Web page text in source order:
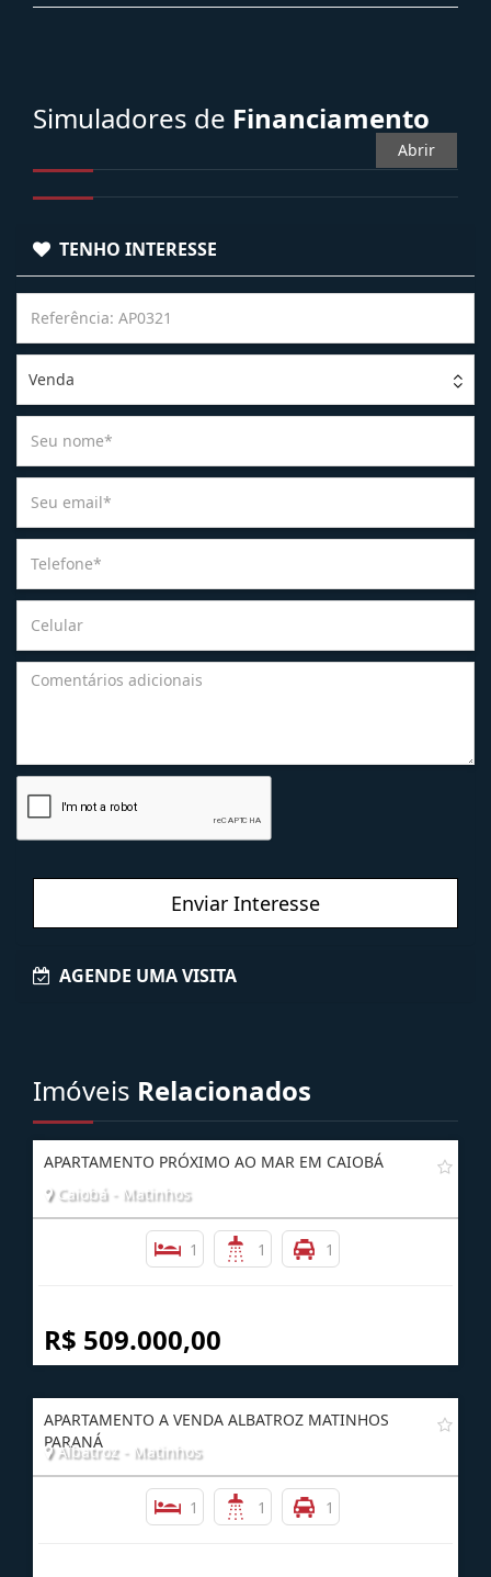
Simuladores de Financiamento
Abrir
TENHO INTERESSE
Venda
Enviar Interesse
AGENDE UMA VISITA
Imóveis Relacionados
APARTAMENTO PRÓXIMO AO MAR EM CAIOBÁ
Caiobá - Matinhos
1 1 1
R$ 509.000,00
APARTAMENTO A VENDA ALBATROZ MATINHOS
PARANÁ
Albatroz - Matinhos
1 1 1